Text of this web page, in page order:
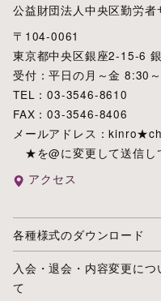
公益財団法人中央区勤労者
〒104-0061
東京都中央区銀座2-15-6
受付：平日の月～金 8:30
TEL：03-3546-8610
FAX：03-3546-8406
メールアドレス：
★を@に変更して送信し
アクセス
各種様式のダウンロード
入会・退会・内容変更につ
て